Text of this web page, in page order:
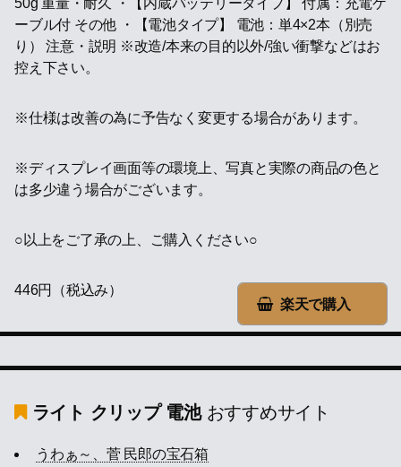
50g 重量・耐久 ・【内蔵バッテリータイプ】 付属：充電ケ
ーブル付 その他 ・【電池タイプ】 電池：単4×2本（別売
り） 注意・説明 ※改造/本来の目的以外/強い衝撃などはお
控え下さい。
※仕様は改善の為に予告なく変更する場合があります。
※ディスプレイ画面等の環境上、写真と実際の商品の色と
は多少違う場合がございます。
○以上をご了承の上、ご購入ください○
楽天で購入
446円（税込み）
ライト クリップ 電池おすすめサイト
うわぁ～、菅 民郎の宝石箱